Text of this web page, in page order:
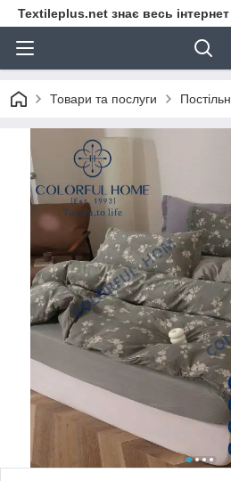
Textileplus.net знає весь інтернет
Товари та послуги